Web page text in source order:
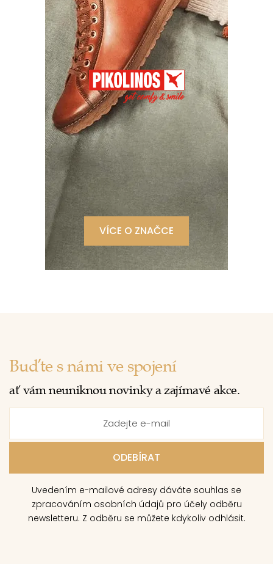
VÍCE O ZNAČCE
Buďte s námi ve spojení
ať vám neuniknou novinky a zajímavé akce.
Uvedením e-mailové adresy dáváte souhlas se
zpracováním osobních údajů pro účely odběru
newsletteru. Z odběru se můžete kdykoliv odhlásit.